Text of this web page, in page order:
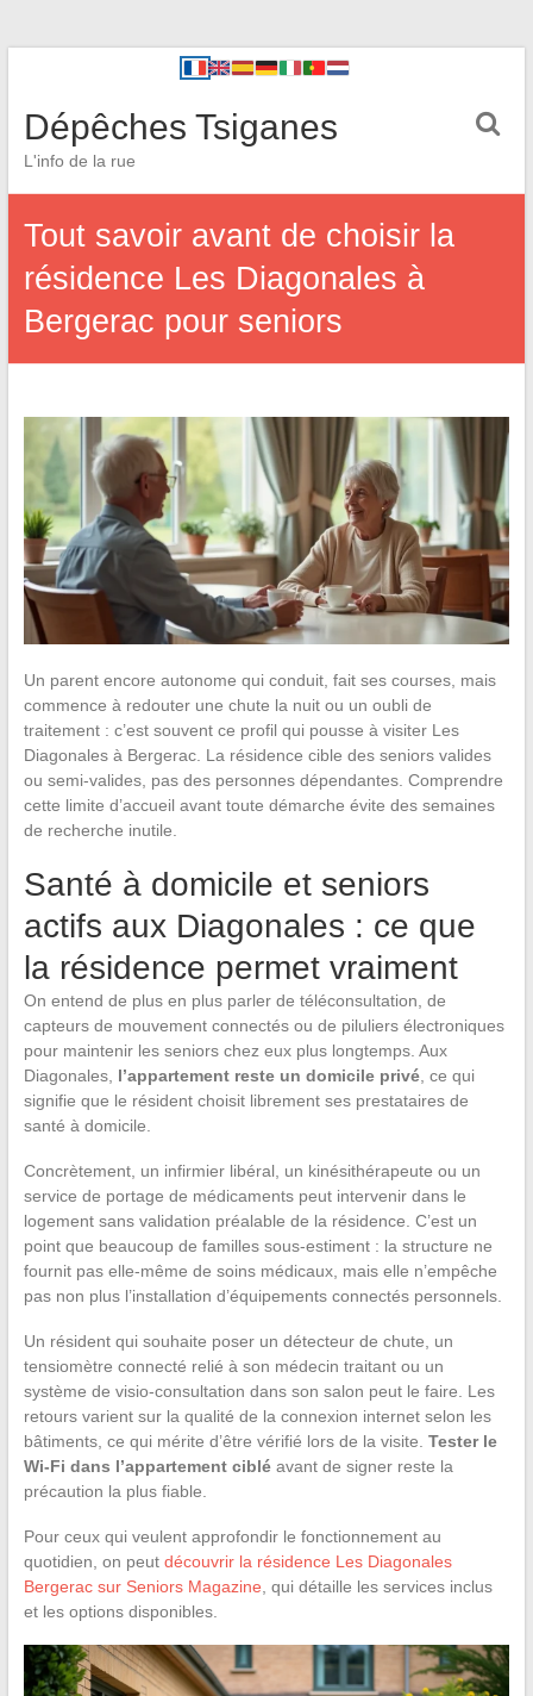
Dépêches Tsiganes
L'info de la rue
Tout savoir avant de choisir la
résidence Les Diagonales à
Bergerac pour seniors
Un parent encore autonome qui conduit, fait ses courses, mais
commence à redouter une chute la nuit ou un oubli de
traitement : c’est souvent ce profil qui pousse à visiter Les
Diagonales à Bergerac. La résidence cible des seniors valides
ou semi-valides, pas des personnes dépendantes. Comprendre
cette limite d’accueil avant toute démarche évite des semaines
de recherche inutile.
Santé à domicile et seniors
actifs aux Diagonales : ce que
la résidence permet vraiment
On entend de plus en plus parler de téléconsultation, de
capteurs de mouvement connectés ou de piluliers électroniques
pour maintenir les seniors chez eux plus longtemps. Aux
Diagonales, l’appartement reste un domicile privé, ce qui
signifie que le résident choisit librement ses prestataires de
santé à domicile.
Concrètement, un infirmier libéral, un kinésithérapeute ou un
service de portage de médicaments peut intervenir dans le
logement sans validation préalable de la résidence. C’est un
point que beaucoup de familles sous-estiment : la structure ne
fournit pas elle-même de soins médicaux, mais elle n’empêche
pas non plus l’installation d’équipements connectés personnels.
Un résident qui souhaite poser un détecteur de chute, un
tensiomètre connecté relié à son médecin traitant ou un
système de visio-consultation dans son salon peut le faire. Les
retours varient sur la qualité de la connexion internet selon les
bâtiments, ce qui mérite d’être vérifié lors de la visite. Tester le
Wi-Fi dans l’appartement cibléavant de signer reste la
précaution la plus fiable.
Pour ceux qui veulent approfondir le fonctionnement au
quotidien, on peut découvrir la résidence Les Diagonales
Bergerac sur Seniors Magazine , qui détaille les services inclus
et les options disponibles.